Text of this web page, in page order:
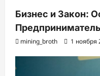
Бизнес и Закон:
mining_broth 1 ноября